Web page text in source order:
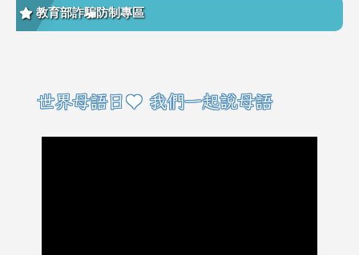
教育部詐騙防制專區
右邊區域內容
世界母語日♥ 我們一起說母語